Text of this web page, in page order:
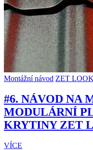
Montážní návod ZET LOOK
#6. NÁVOD NA
MODULÁRNÍ
KRYTINY ZET
VÍCE